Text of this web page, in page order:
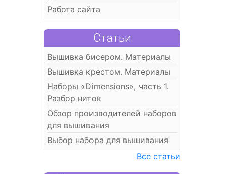
Работа сайта
Статьи
Вышивка бисером. Материалы
Вышивка крестом. Материалы
Наборы «Dimensions», часть 1.
Разбор ниток
Обзор производителей наборов
для вышивания
Выбор набора для вышивания
Все статьи